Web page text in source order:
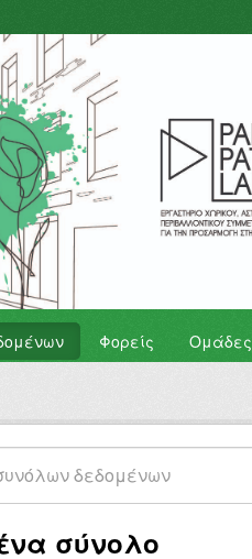
Φορείς Ομάδες
σύνολο